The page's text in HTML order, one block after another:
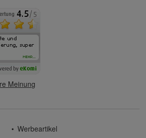
Meinung
Werbeartikel